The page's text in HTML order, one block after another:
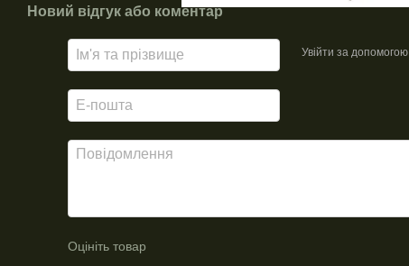
Новий відгук або коментар
Увійти за допомогою
Оцініть товар